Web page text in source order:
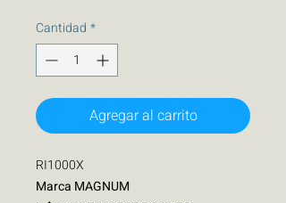
Cantidad *
Agregar al carrito
RI1000X
Marca MAGNUM